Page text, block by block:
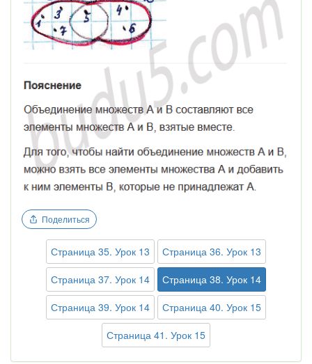
Поделиться
Страница 35. Урок 13
Страница 36. Урок 13
Страница 37. Урок 14
Страница 38. Урок 14
Страница 39. Урок 14
Страница 40. Урок 15
Страница 41. Урок 15